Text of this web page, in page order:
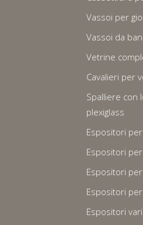
Vassoi per
Vassoi da
Vetrine
Cavalieri per
Spalliere con
plexiglass
Espositori
Espositori
Espositori
Espositori
Espositori vari